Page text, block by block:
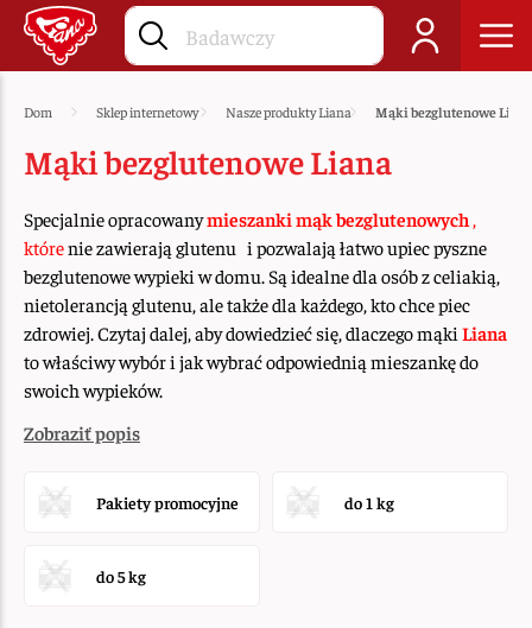
Dom Sklep internetowy Nasze produkty Liana Mąki bezglutenowe Liana
Mąki bezglutenowe Liana
Specjalnie opracowanymieszanki mąkbezglutenowych ,
którenie zawierają glutenu i pozwalają łatwo upiec pyszne
bezglutenowe wypieki w domu. Są idealne dla osób z celiakią,
nietolerancją glutenu, ale także dla każdego, kto chce piec
zdrowiej. Czytaj dalej, aby dowiedzieć się, dlaczego mąki Liana
to właściwy wybór i jak wybrać odpowiednią mieszankę do
swoich wypieków.
Zobraziť popis
Pakiety promocyjne do 1 kg
do 5 kg